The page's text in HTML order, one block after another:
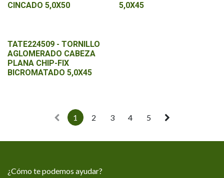
CINCADO 5,0X50
5,0X45
TATE224509 - TORNILLO
AGLOMERADO CABEZA
PLANA CHIP-FIX
BICROMATADO 5,0X45
1 2 3 4 5
¿Cómo te podemos ayudar?